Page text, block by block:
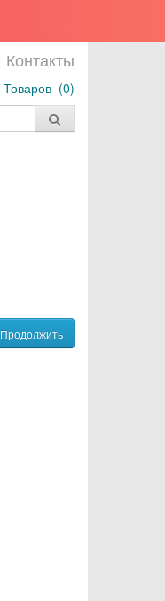
Контакты
Товаров (0)
Продолжить